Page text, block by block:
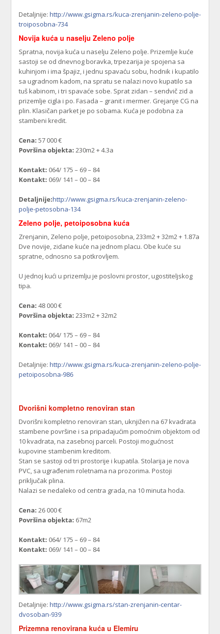
Detaljnije:http://www.gsigma.rs/kuca-zrenjanin-zeleno-polje-
troiposobna-734
Novija kuća u naselju Zeleno polje
Spratna, novija kuća u naselju Zeleno polje. Prizemlje kuće
sastoji se od dnevnog boravka, trpezarija je spojena sa
kuhinjom i ima špajiz, i jednu spavaću sobu, hodnik i kupatilo
sa ugradnom kadom, na spratu se nalazi novo kupatilo sa
tuš kabinom, i tri spavaće sobe. Sprat zidan – sendvič zid a
prizemlje cigla i po. Fasada – granit i mermer. Grejanje CG na
plin. Klasičan parket je po sobama. Kuća je podobna za
stambeni kredit.
Cena: 57 000 €
Površina objekta: 230m2 + 4.3a
Kontakt: 064/ 175 – 69 – 84
Kontakt: 069/ 141 – 00 – 84
Detaljnije:http://www.gsigma.rs/kuca-zrenjanin-zeleno-
polje-petosobna-134
Zeleno polje, petoiposobna kuća
Zrenjanin, Zeleno polje, petoiposobna, 233m2 + 32m2 + 1.87a
Dve novije, zidane kuće na jednom placu. Obe kuće su
spratne, odnosno sa potkrovljem.
U jednoj kući u prizemlju je poslovni prostor, ugostiteljskog
tipa.
Cena: 48 000 €
Površina objekta: 233m2 + 32m2
Kontakt: 064/ 175 – 69 – 84
Kontakt: 069/ 141 – 00 – 84
Detaljnije:http://www.gsigma.rs/kuca-zrenjanin-zeleno-polje-
petoiposobna-986
Dvorišni kompletno renoviran stan
Dvorišni kompletno renoviran stan, uknjižen na 67 kvadrata
stambene površine i sa pripadajućim pomoćnim objektom od
10 kvadrata, na zasebnoj parceli. Postoji mogućnost
kupovine stambenim kreditom.
Stan se sastoji od tri prostorije i kupatila. Stolarija je nova
PVC, sa ugrađenim roletnama na prozorima. Postoji
priključak plina.
Nalazi se nedaleko od centra grada, na 10 minuta hoda.
Cena: 26 000 €
Površina objekta: 67m2
Kontakt: 064/ 175 – 69 – 84
Kontakt: 069/ 141 – 00 – 84
Detaljnije:http://www.gsigma.rs/stan-zrenjanin-centar-
dvosoban-939
Prizemna renovirana kuća u Elemiru